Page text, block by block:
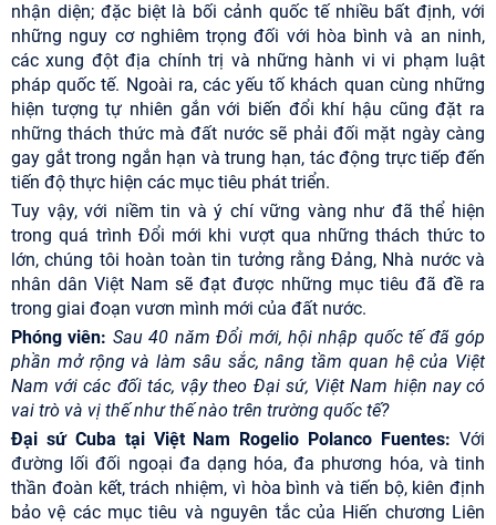
nhận diện; đặc biệt là bối cảnh quốc tế nhiều bất định, với
những nguy cơ nghiêm trọng đối với hòa bình và an ninh,
các xung đột địa chính trị và những hành vi vi phạm luật
pháp quốc tế. Ngoài ra, các yếu tố khách quan cùng những
hiện tượng tự nhiên gắn với biến đổi khí hậu cũng đặt ra
những thách thức mà đất nước sẽ phải đối mặt ngày càng
gay gắt trong ngắn hạn và trung hạn, tác động trực tiếp đến
tiến độ thực hiện các mục tiêu phát triển.
Tuy vậy, với niềm tin và ý chí vững vàng như đã thể hiện
trong quá trình Đổi mới khi vượt qua những thách thức to
lớn, chúng tôi hoàn toàn tin tưởng rằng Đảng, Nhà nước và
nhân dân Việt Nam sẽ đạt được những mục tiêu đã đề ra
trong giai đoạn vươn mình mới của đất nước.
Phóng viên: Sau 40 năm Đổi mới, hội nhập quốc tế đã góp
phần mở rộng và làm sâu sắc, nâng tầm quan hệ của Việt
Nam với các đối tác, vậy theo Đại sứ, Việt Nam hiện nay có
vai trò và vị thế như thế nào trên trường quốc tế?
Đại sứ Cuba tại Việt Nam Rogelio Polanco Fuentes: Với
đường lối đối ngoại đa dạng hóa, đa phương hóa, và tinh
thần đoàn kết, trách nhiệm, vì hòa bình và tiến bộ, kiên định
bảo vệ các mục tiêu và nguyên tắc của Hiến chương Liên